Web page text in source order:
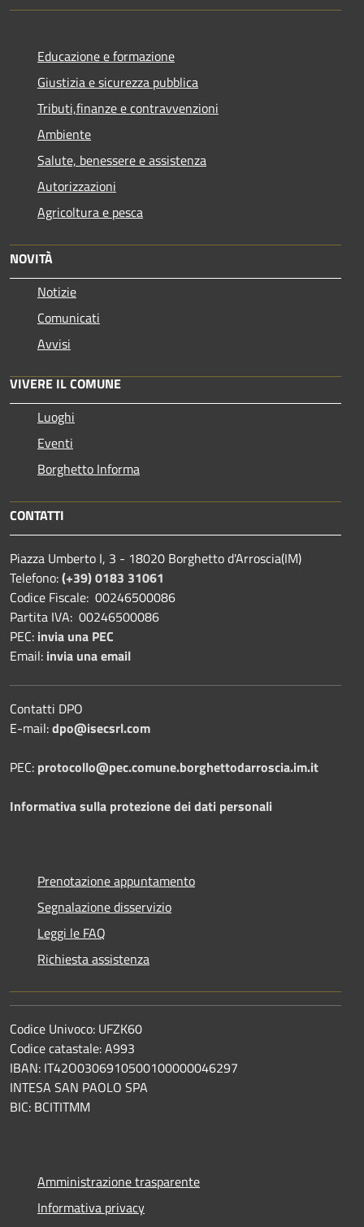
Educazione e formazione
Giustizia e sicurezza pubblica
Tributi,finanze e contravvenzioni
Ambiente
Salute, benessere e assistenza
Autorizzazioni
Agricoltura e pesca
NOVITÀ
Notizie
Comunicati
Avvisi
VIVERE IL COMUNE
Luoghi
Eventi
Borghetto Informa
CONTATTI
Piazza Umberto I, 3 - 18020 Borghetto d'Arroscia(IM)
Telefono:(+39) 0183 31061
Codice Fiscale: 00246500086
Partita IVA: 00246500086
PEC: invia una PEC
Email: invia una email
Contatti DPO
E-mail:dpo@isecsrl.com
PEC: protocollo@pec.comune.borghettodarroscia.im.it
Informativa sulla protezione dei dati personali
Prenotazione appuntamento
Segnalazione disservizio
Leggi le FAQ
Richiesta assistenza
Codice Univoco: UFZK60
Codice catastale: A993
IBAN: IT42O0306910500100000046297
INTESA SAN PAOLO SPA
BIC: BCITITMM
Amministrazione trasparente
Informativa privacy